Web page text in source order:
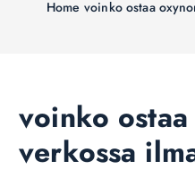
Home voinko ostaa
voinko
verkossa